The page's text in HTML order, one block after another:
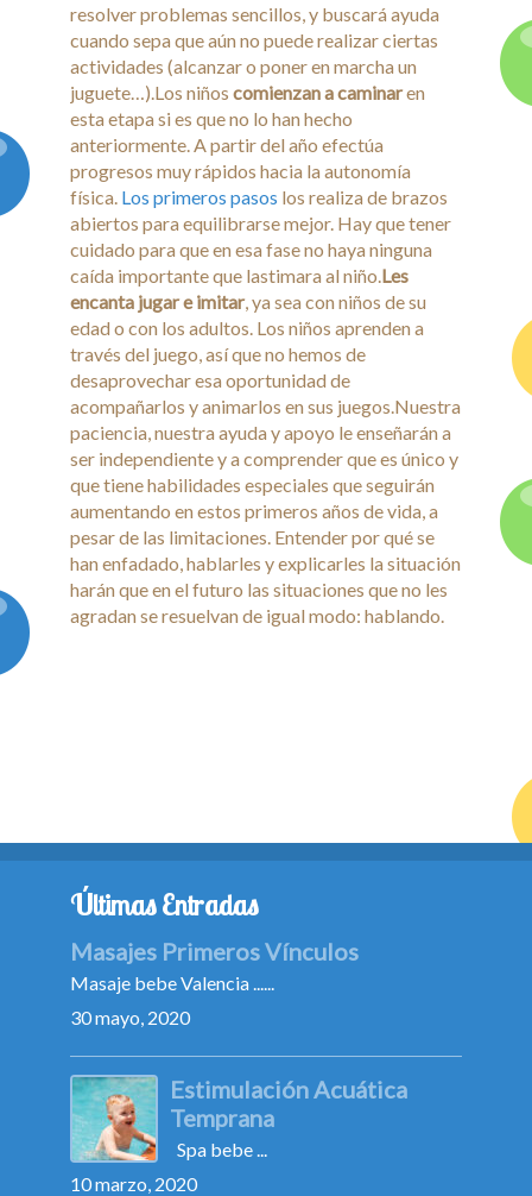
resolver problemas sencillos, y buscará ayuda
cuando sepa que aún no puede realizar ciertas
actividades (alcanzar o poner en marcha un
juguete…).Los niños comienzan a caminaren
esta etapa si es que no lo han hecho
anteriormente. A partir del año efectúa
progresos muy rápidos hacia la autonomía
física. Los primeros pasos los realiza de brazos
abiertos para equilibrarse mejor. Hay que tener
cuidado para que en esa fase no haya ninguna
caída importante que lastimara al niño.Les
encanta jugar e imitar, ya sea con niños de su
edad o con los adultos. Los niños aprenden a
través del juego, así que no hemos de
desaprovechar esa oportunidad de
acompañarlos y animarlos en sus juegos.Nuestra
paciencia, nuestra ayuda y apoyo le enseñarán a
ser independiente y a comprender que es único y
que tiene habilidades especiales que seguirán
aumentando en estos primeros años de vida, a
pesar de las limitaciones. Entender por qué se
han enfadado, hablarles y explicarles la situación
harán que en el futuro las situaciones que no les
agradan se resuelvan de igual modo: hablando.
Últimas Entradas
Masajes Primeros Vínculos
Masaje bebe Valencia ......
30 mayo, 2020
Estimulación Acuática
Temprana
Spa bebe ...
10 marzo, 2020